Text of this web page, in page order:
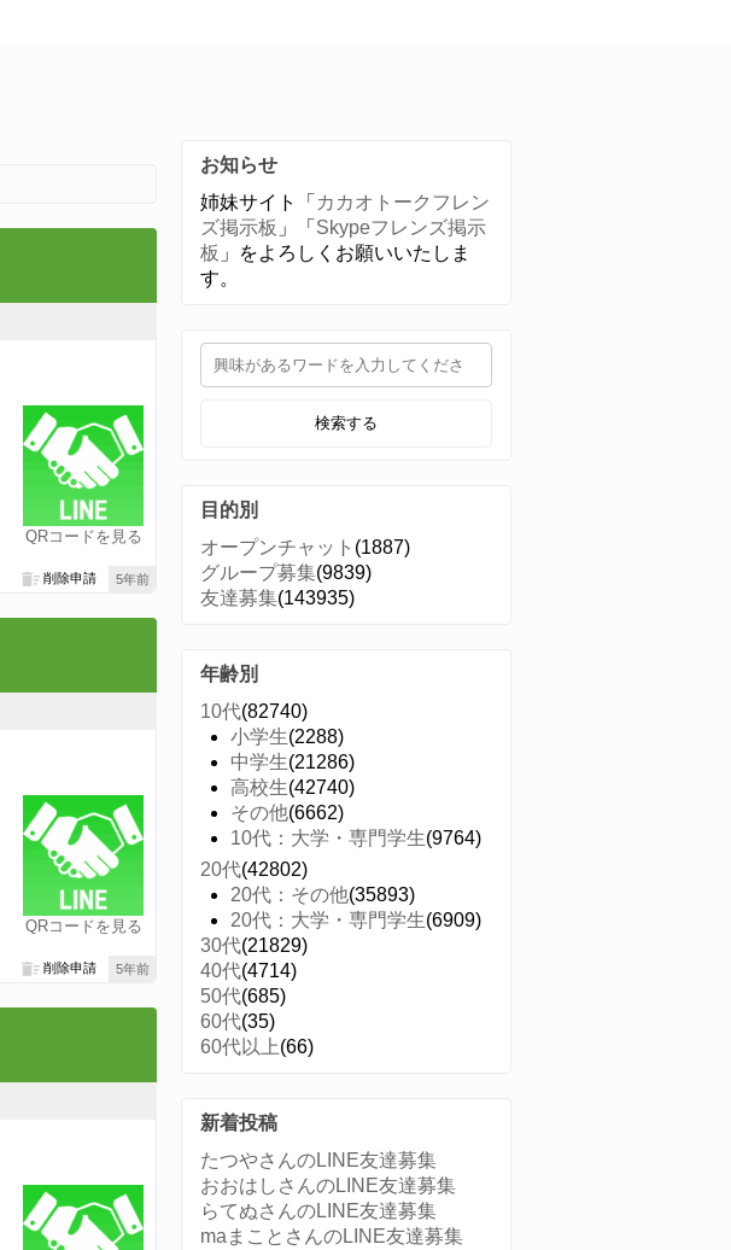
QRコードを見る
5年前
削除申請
QRコードを見る
5年前
削除申請
お知らせ
姉妹サイト「 カカオトークフレン
ズ掲示板 」「 Skypeフレンズ掲示
板 」をよろしくお願いいたしま
す。
検索する
目的別
オープンチャット (1887)
グループ募集(9839)
友達募集(143935)
年齢別
10代(82740)
小学生(2288)
中学生(21286)
高校生(42740)
その他(6662)
10代：大学・専門学生(9764)
20代(42802)
20代：その他(35893)
20代：大学・専門学生(6909)
30代(21829)
40代(4714)
50代(685)
60代(35)
60代以上(66)
新着投稿
たつやさんのLINE友達募集
おおはしさんのLINE友達募集
らてぬさんのLINE友達募集
maまことさんのLINE友達募集